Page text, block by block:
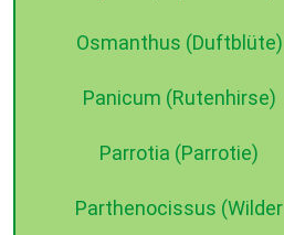
Osmanthus (Duftblüte)
Panicum (Rutenhirse)
Parrotia (Parrotie)
Parthenocissus (Wilder